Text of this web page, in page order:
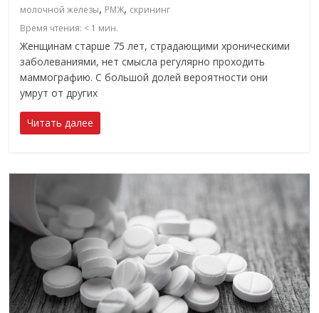
молочной железы, РМЖ, скрининг
Время чтения: < 1 мин.
Женщинам старше 75 лет, страдающими хроническими
заболеваниями, нет смысла регулярно проходить
маммографию. С большой долей вероятности они
умрут от других
Читать далее